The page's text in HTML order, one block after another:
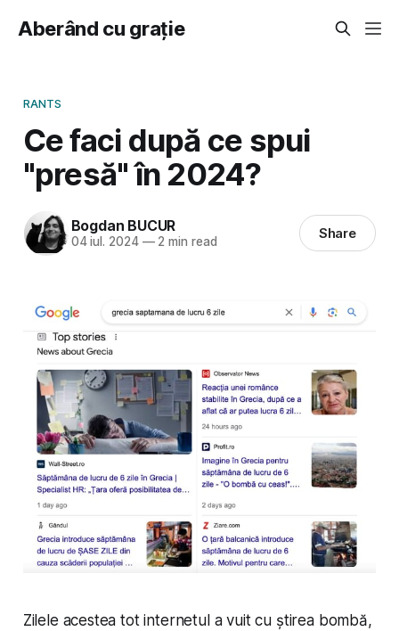
Aberând cu grație
RANTS
Ce faci după ce spui
"presă" în 2024?
Bogdan BUCUR
04 iul. 2024 —2 min read Share
Zilele acestea tot internetul a vuit cu știrea bombă,